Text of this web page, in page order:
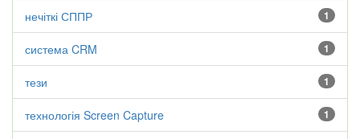
1
нечіткі СППР
1
система CRM
1
тези
1
технологія Screen Capture